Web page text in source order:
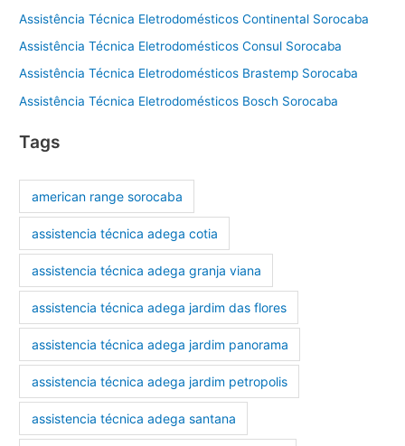
Assistência Técnica Eletrodomésticos Continental Sorocaba
Assistência Técnica Eletrodomésticos Consul Sorocaba
Assistência Técnica Eletrodomésticos Brastemp Sorocaba
Assistência Técnica Eletrodomésticos Bosch Sorocaba
Tags
american range sorocaba
assistencia técnica adega cotia
assistencia técnica adega granja viana
assistencia técnica adega jardim das flores
assistencia técnica adega jardim panorama
assistencia técnica adega jardim petropolis
assistencia técnica adega santana